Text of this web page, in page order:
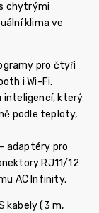
chytrými
klima ve
pro čtyři
i Wi-Fi.
inteligencí, který
podle teploty,
- adaptéry pro
RJ11/12
AC Infinity.
kabely (3 m,